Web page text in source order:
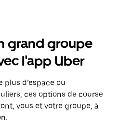
grand groupe
l'app Uber
plus d’espace ou
ces options de course
vous et votre groupe, à